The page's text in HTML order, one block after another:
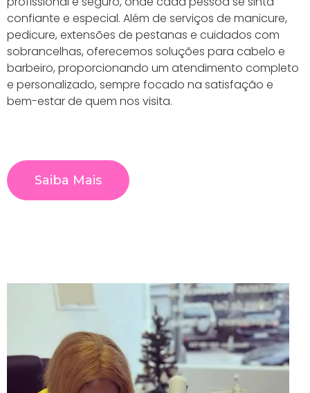
confiante e especial. Além de serviços de manicure,
pedicure, extensões de pestanas e cuidados com
sobrancelhas, oferecemos soluções para cabelo e
barbeiro, proporcionando um atendimento completo
e personalizado, sempre focado na satisfação e
bem-estar de quem nos visita.
Saiba Mais